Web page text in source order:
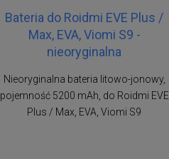
Bateria do Roidmi EVE Plus /
Max, EVA, Viomi S9 -
nieoryginalna
Nieoryginalna bateria litowo-jonowy,
pojemność 5200 mAh, do Roidmi EVE
Plus / Max, EVA, Viomi S9